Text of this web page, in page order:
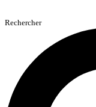
Rechercher